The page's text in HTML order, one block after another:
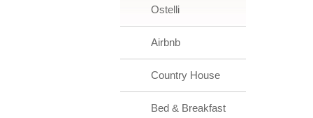
Ostelli
Airbnb
Country House
Bed & Breakfast